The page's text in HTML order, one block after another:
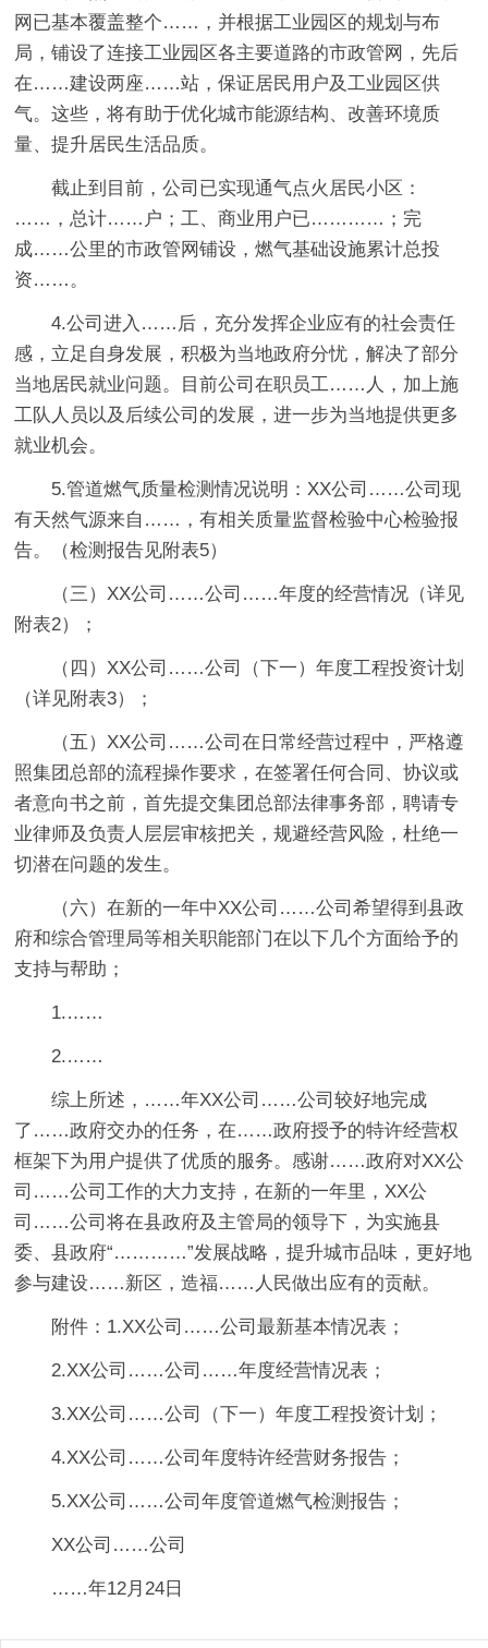
网已基本覆盖整个……，并根据工业园区的规划与布
局，铺设了连接工业园区各主要道路的市政管网，先后
在……建设两座……站，保证居民用户及工业园区供
气。这些，将有助于优化城市能源结构、改善环境质
量、提升居民生活品质。
截止到目前，公司已实现通气点火居民小区：
……，总计……户；工、商业用户已…………；完
成……公里的市政管网铺设，燃气基础设施累计总投
资……。
4.公司进入……后，充分发挥企业应有的社会责任
感，立足自身发展，积极为当地政府分忧，解决了部分
当地居民就业问题。目前公司在职员工……人，加上施
工队人员以及后续公司的发展，进一步为当地提供更多
就业机会。
5.管道燃气质量检测情况说明：XX公司……公司现
有天然气源来自……，有相关质量监督检验中心检验报
告。（检测报告见附表5）
（三）XX公司……公司……年度的经营情况（详见
附表2）；
（四）XX公司……公司（下一）年度工程投资计划
（详见附表3）；
（五）XX公司……公司在日常经营过程中，严格遵
照集团总部的流程操作要求，在签署任何合同、协议或
者意向书之前，首先提交集团总部法律事务部，聘请专
业律师及负责人层层审核把关，规避经营风险，杜绝一
切潜在问题的发生。
（六）在新的一年中XX公司……公司希望得到县政
府和综合管理局等相关职能部门在以下几个方面给予的
支持与帮助；
1.……
2.……
综上所述，……年XX公司……公司较好地完成
了……政府交办的任务，在……政府授予的特许经营权
框架下为用户提供了优质的服务。感谢……政府对XX公
司……公司工作的大力支持，在新的一年里，XX公
司……公司将在县政府及主管局的领导下，为实施县
委、县政府“…………”发展战略，提升城市品味，更好地
参与建设……新区，造福……人民做出应有的贡献。
附件：1.XX公司……公司最新基本情况表；
2.XX公司……公司……年度经营情况表；
3.XX公司……公司（下一）年度工程投资计划；
4.XX公司……公司年度特许经营财务报告；
5.XX公司……公司年度管道燃气检测报告；
XX公司……公司
……年12月24日